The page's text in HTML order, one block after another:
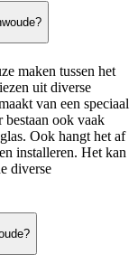
maken tussen het
uit diverse
van een speciaal
ook vaak
Ook hangt het af
installeren. Het kan
diverse